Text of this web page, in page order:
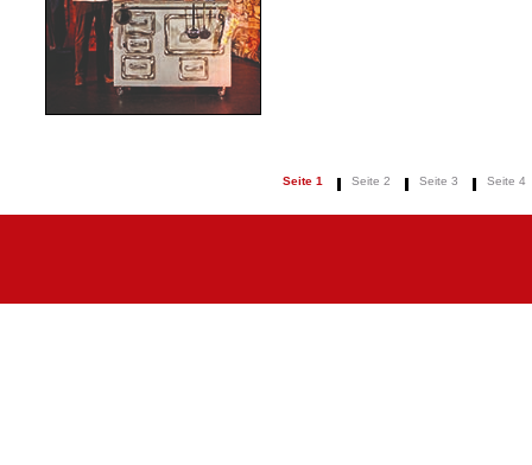
Seite 1 Seite 2 Seite 3 Seite 4